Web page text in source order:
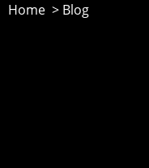
Home > Blog